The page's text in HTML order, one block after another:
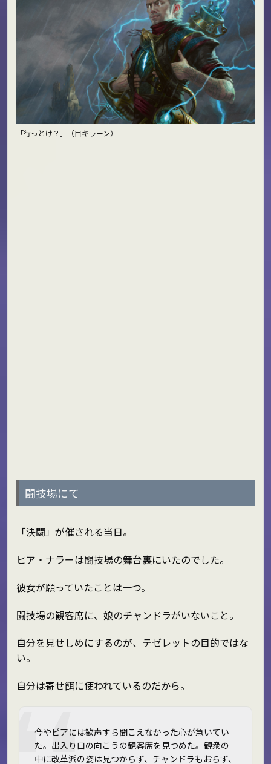
「行っとけ？」（目キラーン）
闘技場にて
「決闘」が催される当日。
ピア・ナラーは闘技場の舞台裏にいたのでした。
彼女が願っていたことは一つ。
闘技場の観客席に、娘のチャンドラがいないこと。
自分を見せしめにするのが、テゼレットの目的ではな
い。
自分は寄せ餌に使われているのだから。
今やピアには歓声すら聞こえなかった――心が急いてい
た。出入り口の向こうの観客席を見つめた。観衆の
中に改革派の姿は見つからず、チャンドラもおらず、